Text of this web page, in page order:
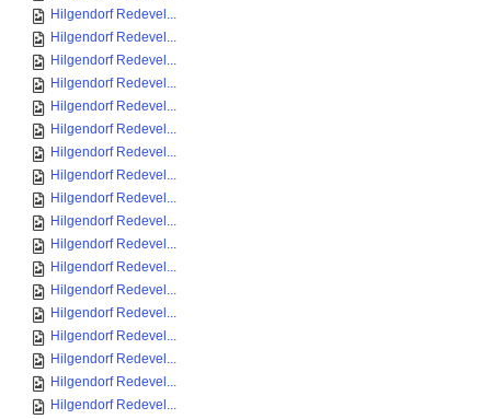
Hilgendorf Redevel...
Hilgendorf Redevel...
Hilgendorf Redevel...
Hilgendorf Redevel...
Hilgendorf Redevel...
Hilgendorf Redevel...
Hilgendorf Redevel...
Hilgendorf Redevel...
Hilgendorf Redevel...
Hilgendorf Redevel...
Hilgendorf Redevel...
Hilgendorf Redevel...
Hilgendorf Redevel...
Hilgendorf Redevel...
Hilgendorf Redevel...
Hilgendorf Redevel...
Hilgendorf Redevel...
Hilgendorf Redevel...